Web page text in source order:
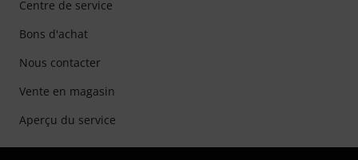
Centre de service
Bons d'achat
Nous contacter
Vente en magasin
Aperçu du service